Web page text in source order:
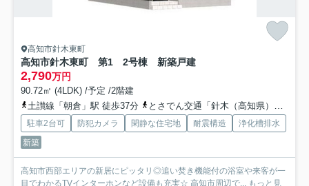
高知市針木東町
高知市針木東町 第1 2号棟 新築戸建
2,790万円
90.72㎡ (4LDK) /予定 /2階建
土讃線「朝倉」駅 徒歩37分
とさでん交通「針木（高知県）」バス停下車 徒歩3分
駐車2台可 防犯カメラ 閑静な住宅地 耐震構造
浄化槽排水
新築
高知市西部エリアの新居にピッタリ◎追い焚き機能付の浴室や来客が一
目でわかるTVインターホンなど設備も充実☆ 高知市周辺で... もっと見